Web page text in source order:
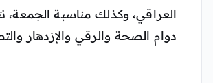
العراقي، وكذلك مناسبة الجمعة،
دوام الصحة والرقي والإزدهار